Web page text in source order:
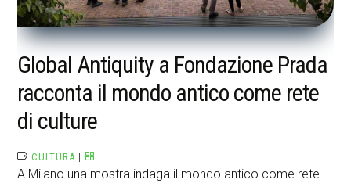
Global Antiquity a Fondazione Prada
racconta il mondo antico come rete
di culture
CULTURA |
A Milano una mostra indaga il mondo antico come rete